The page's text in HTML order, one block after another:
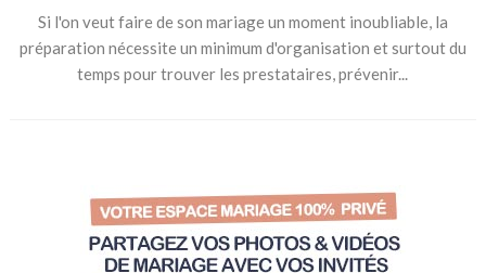
Si l'on veut faire de son mariage un moment inoubliable, la
préparation nécessite un minimum d'organisation et surtout du
temps pour trouver les prestataires, prévenir...